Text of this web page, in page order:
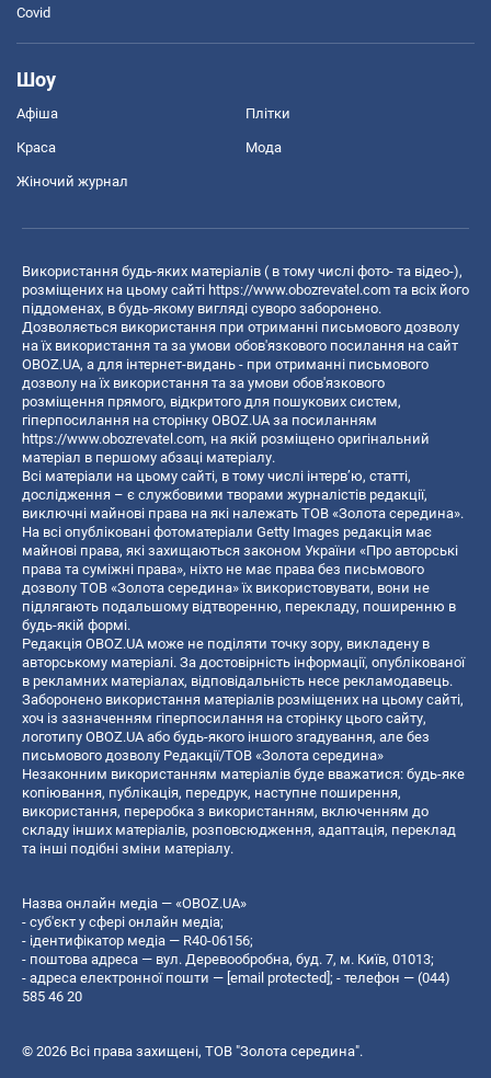
Covid
Шоу
Афіша Плітки
Краса Мода
Жіночий журнал
Використання будь-яких матеріалів ( в тому числі фото- та відео-),
розміщених на цьому сайті https://www.obozrevatel.com та всіх його
піддоменах, в будь-якому вигляді суворо заборонено.
Дозволяється використання при отриманні письмового дозволу
на їх використання та за умови обов'язкового посилання на сайт
OBOZ.UA, а для інтернет-видань - при отриманні письмового
дозволу на їх використання та за умови обов'язкового
розміщення прямого, відкритого для пошукових систем,
гіперпосилання на сторінку OBOZ.UA за посиланням
https://www.obozrevatel.com, на якій розміщено оригінальний
матеріал в першому абзаці матеріалу.
Всі матеріали на цьому сайті, в тому числі інтерв’ю, статті,
дослідження – є службовими творами журналістів редакції,
виключні майнові права на які належать ТОВ «Золота середина».
На всі опубліковані фотоматеріали Getty Images редакція має
майнові права, які захищаються законом України «Про авторські
права та суміжні права», ніхто не має права без письмового
дозволу ТОВ «Золота середина» їх використовувати, вони не
підлягають подальшому відтворенню, перекладу, поширенню в
будь-якій формі.
Редакція OBOZ.UA може не поділяти точку зору, викладену в
авторському матеріалі. За достовірність інформації, опублікованої
в рекламних матеріалах, відповідальність несе рекламодавець.
Заборонено використання матеріалів розміщених на цьому сайті,
хоч із зазначенням гіперпосилання на сторінку цього сайту,
логотипу OBOZ.UA або будь-якого іншого згадування, але без
письмового дозволу Редакції/ТОВ «Золота середина»
Незаконним використанням матеріалів буде вважатися: будь-яке
копiювання, публiкацiя, передрук, наступне поширення,
використання, переробка з використанням, включенням до
складу інших матеріалів, розповсюдження, адаптація, переклад
та інші подібні зміни матеріалу.
Назва онлайн медіа — «OBOZ.UA»
- суб'єкт у сфері онлайн медіа;
- ідентифікатор медіа — R40-06156;
- поштова адреса — вул. Деревообробна, буд. 7, м. Київ, 01013;
- адреса електронної пошти — [email protected]; - телефон — (044)
585 46 20
© 2026 Всі права захищені, ТОВ "Золота середина".